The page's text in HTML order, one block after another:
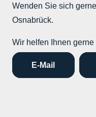
Wenden Sie sich
Osnabrück.
Wir helfen Ihnen gerne
E-Mail